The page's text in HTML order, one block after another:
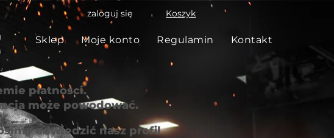
Koszyk
zaloguj się
Sklep Moje konto Regulamin Kontakt
płatności.
może powodować.
odwiedzić nasz profil